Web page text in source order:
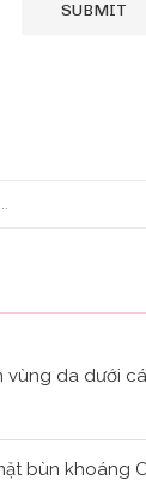
vùng da dưới
bùn khoáng